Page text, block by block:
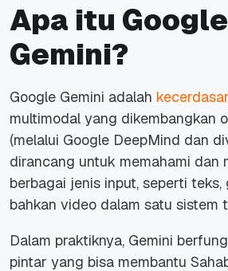
Apa itu Google
Gemini?
Google Gemini adalah
multimodal yang dikembangkan
(melalui Google DeepMind dan
dirancang untuk memahami dan
berbagai jenis input, seperti teks,
bahkan video dalam satu sistem
Dalam praktiknya, Gemini
pintar yang bisa membantu